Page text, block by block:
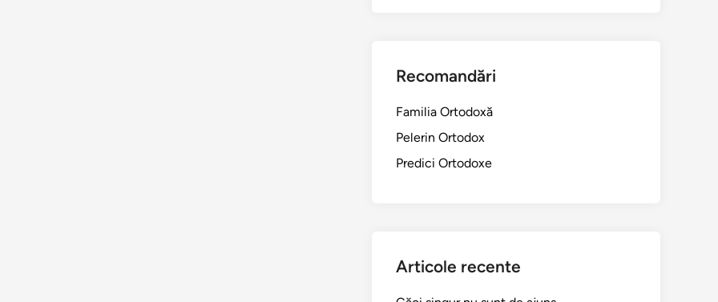
Recomandări
Familia Ortodoxă
Pelerin Ortodox
Predici Ortodoxe
Articole recente